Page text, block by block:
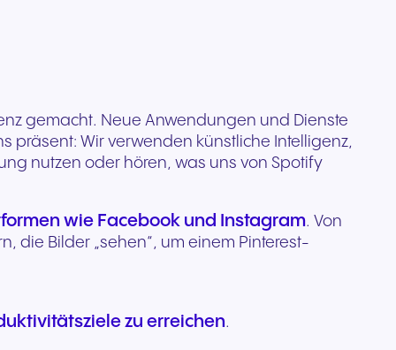
Anfrage senden
gemacht. Neue Anwendungen und Dienste
präsent: Wir verwenden künstliche Intelligenz,
nutzen oder hören, was uns von Spotify
wie Facebook und Instagram. Von
die Bilder „sehen“, um einem Pinterest-
zu erreichen.